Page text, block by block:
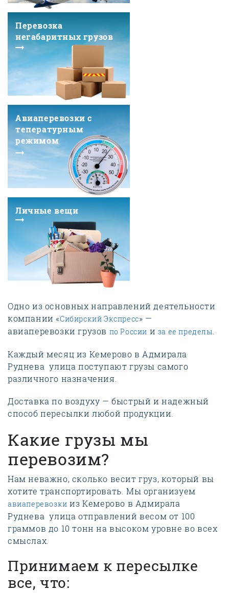
Перевозка
негабаритных грузов
Авиаперевозки с
тепературным
режимом
Личные вещи
Одно из основных направлений деятельности
компании «Сибирский Экспресс» —
авиаперевозки грузов по России и за ее пределы
Каждый месяц из Кемерово в Адмирала
Руднева улица поступают грузы самого
различного назначения.
Доставка по воздуху — быстрый и надежный
способ пересылки любой продукции.
Какие грузы мы
перевозим?
Нам неважно, сколько весит груз, который вы
хотите транспортировать. Мы организуем
авиаперевозки из Кемерово в Адмирала
Руднева улица отправлений весом от 100
граммов до 10 тонн на высоком уровне во всех
смыслах.
Принимаем к пересылке
все, что: